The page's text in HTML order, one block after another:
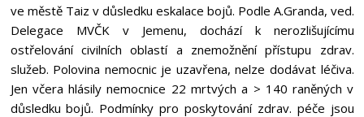
ve městě Taiz v důsledku eskalace bojů. Podle A.Granda, ved.
Delegace MVČK v Jemenu, dochází k nerozlišujícímu
ostřelování civilních oblastí a znemožnění přístupu zdrav.
služeb. Polovina nemocnic je uzavřena, nelze dodávat léčiva.
Jen včera hlásily nemocnice 22 mrtvých a > 140 raněných v
důsledku bojů. Podmínky pro poskytování zdrav. péče jsou